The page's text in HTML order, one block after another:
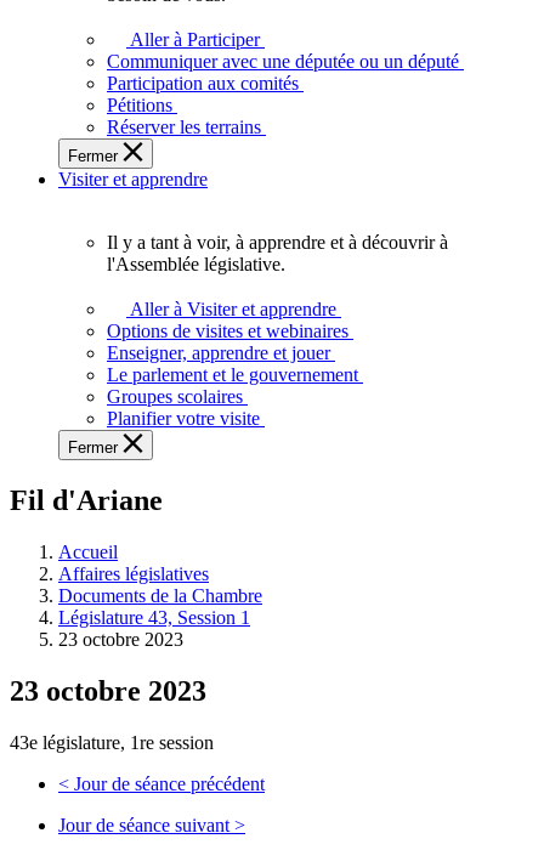
plein
potentiel,
l'Assemblée
a
besoin
de
Aller à Participer
Communiquer avec une députée ou un député
Participation aux comités
Pétitions
Réserver les terrains
Fermer
Visiter et apprendre
voir,
apprendre
et
à
à
législative.
Il y a tant à voir, à apprendre et à découvrir à
l'Assemblée législative.
Aller à Visiter et apprendre
Options de visites et webinaires
Enseigner, apprendre et jouer
Le parlement et le gouvernement
Groupes scolaires
Planifier votre visite
Fermer
Fil d'Ariane
Accueil
Affaires législatives
Documents de la Chambre
Législature 43, Session 1
23 octobre 2023
23 octobre 2023
43e législature, 1re session
< Jour de séance précédent
Jour de séance suivant >